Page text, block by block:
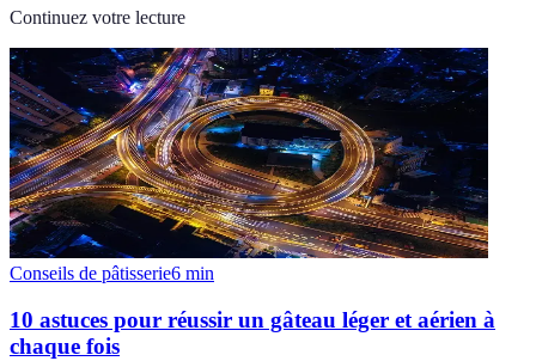
Continuez votre lecture
Conseils de pâtisserie6 min
10 astuces pour réussir un gâteau léger et aérien à
chaque fois